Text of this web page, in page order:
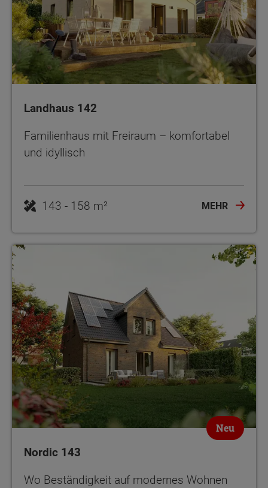
Landhaus 142
Familienhaus mit Freiraum – komfortabel
und idyllisch
143 - 158 m² MEHR
Neu
Nordic 143
Wo Beständigkeit auf modernes Wohnen